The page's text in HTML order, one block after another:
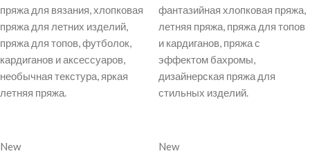
пряжа для вязания, хлопковая
пряжа для летних изделий,
пряжа для топов, футболок,
кардиганов и аксессуаров,
необычная текстура, яркая
летняя пряжа.
фантазийная хлопковая пряжа,
летняя пряжа, пряжа для топов
и кардиганов, пряжа с
эффектом бахромы,
дизайнерская пряжа для
стильных изделий.
New New